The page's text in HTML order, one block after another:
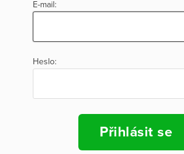
E-mail:
Heslo:
Přihlásit se